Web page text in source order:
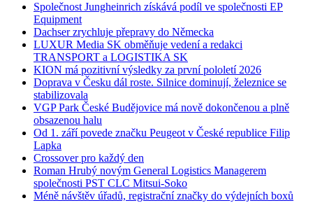
Společnost Jungheinrich získává podíl ve společnosti EP
Equipment
Dachser zrychluje přepravy do Německa
LUXUR Media SK obměňuje vedení a redakci
TRANSPORT a LOGISTIKA SK
KION má pozitivní výsledky za první pololetí 2026
Doprava v Česku dál roste. Silnice dominují, železnice se
stabilizovala
VGP Park České Budějovice má nově dokončenou a plně
obsazenou halu
Od 1. září povede značku Peugeot v České republice Filip
Lapka
Crossover pro každý den
Roman Hrubý novým General Logistics Managerem
společnosti PST CLC Mitsui-Soko
Méně návštěv úřadů, registrační značky do výdejních boxů